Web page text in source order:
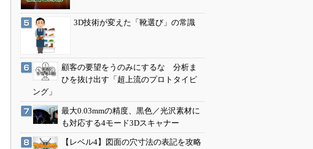
3D技術が変えた「靴選び」の常識
顧客の要望をうのみにするな 分析ま
ひを抜け出す「超上流のプロトタイピ
ング」
最大0.03mmの精度、黒色／光沢素材に
も対応する4モード3Dスキャナー
【レベル4】図面の穴寸法の表記を攻略